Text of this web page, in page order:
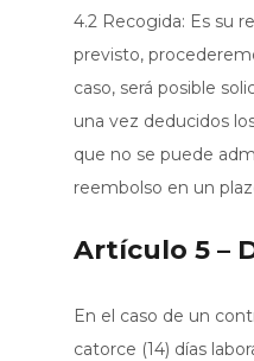
4.2 Recogida: Es su
previsto,
caso, será posible
una vez deducidos
que no se puede
reembolso en un
Artículo 5 –
En el caso de un
catorce (14) días